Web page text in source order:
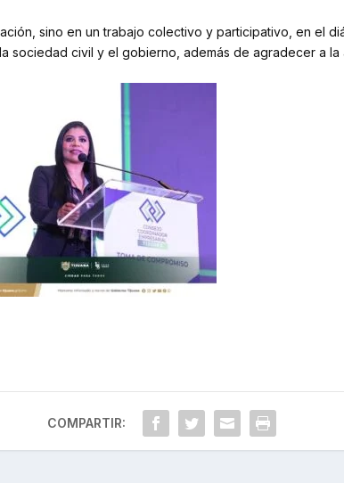
sino en un trabajo colectivo y participativo, en el
sociedad civil y el gobierno, además de agradecer a la
COMPARTIR: